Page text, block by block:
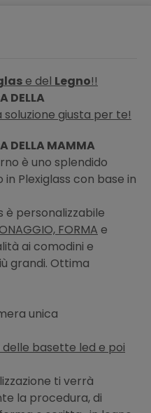
e del Legno!!
DELLA
soluzione giusta per te!
DELLA MAMMA
è uno splendido
Plexiglass con base in
è personalizzabile
FORMA e
ai comodini e
grandi. Ottima
unica
basette led e poi
ti verrà
la procedura, di